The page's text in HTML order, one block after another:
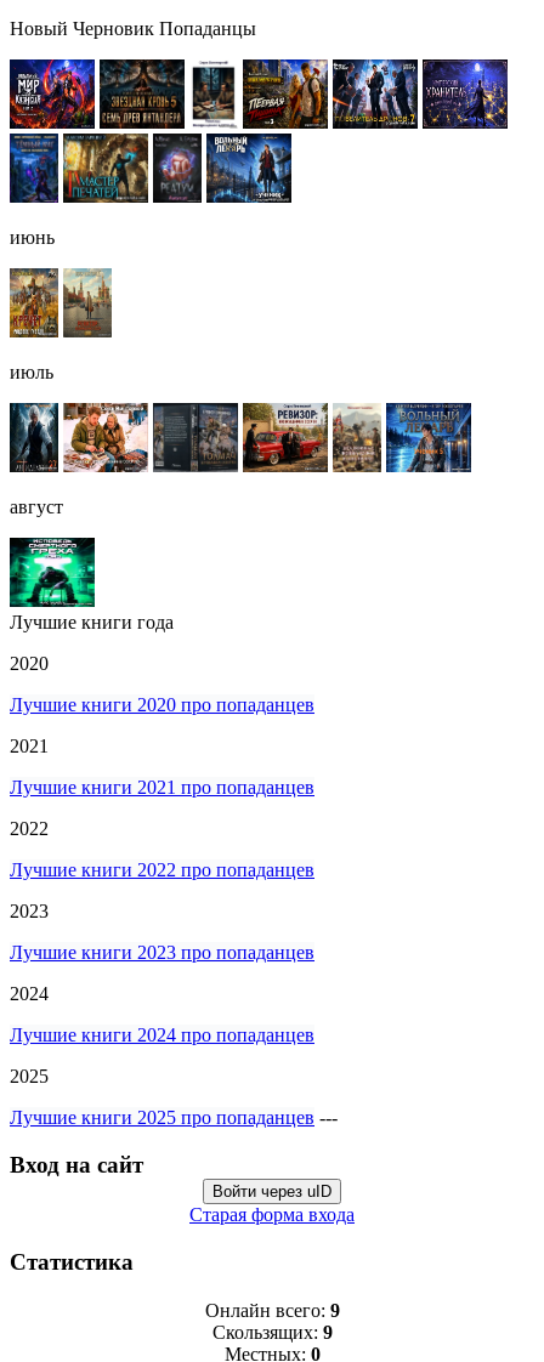
Новый Черновик Попаданцы
июнь
июль
август
Лучшие книги года
2020
Лучшие книги 2020 про попаданцев
2021
Лучшие книги 2021 про попаданцев
2022
Лучшие книги 2022 про попаданцев
2023
Лучшие книги 2023 про попаданцев
2024
Лучшие книги 2024 про попаданцев
2025
Лучшие книги 2025 про попаданцев ---
Вход на сайт
Войти через uID
Старая форма входа
Статистика
Онлайн всего: 9
Скользящих: 9
Местных: 0